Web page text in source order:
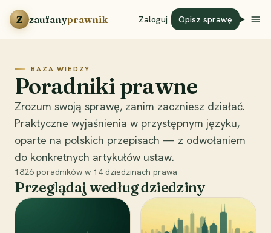
Przejdź do treści
Z zaufanyprawnik Zaloguj Opisz sprawę
BAZA WIEDZY
Poradniki prawne
Zrozum swoją sprawę, zanim zaczniesz działać.
Praktyczne wyjaśnienia w przystępnym języku,
oparte na polskich przepisach — z odwołaniem
do konkretnych artykułów ustaw.
1826 poradników w 14 dziedzinach prawa
Przeglądaj według dziedziny